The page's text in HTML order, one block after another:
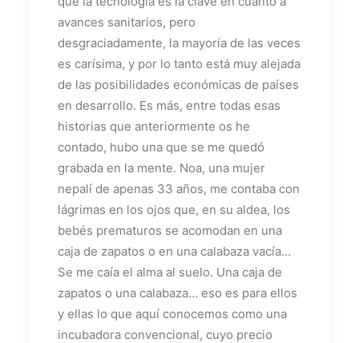
avances sanitarios, pero
desgraciadamente, la mayoría de las veces
es carísima, y por lo tanto está muy alejada
de las posibilidades económicas de países
en desarrollo. Es más, entre todas esas
historias que anteriormente os he
contado, hubo una que se me quedó
grabada en la mente. Noa, una mujer
nepalí de apenas 33 años, me contaba con
lágrimas en los ojos que, en su aldea, los
bebés prematuros se acomodan en una
caja de zapatos o en una calabaza vacía…
Se me caía el alma al suelo. Una caja de
zapatos o una calabaza… eso es para ellos
y ellas lo que aquí conocemos como una
incubadora convencional, cuyo precio